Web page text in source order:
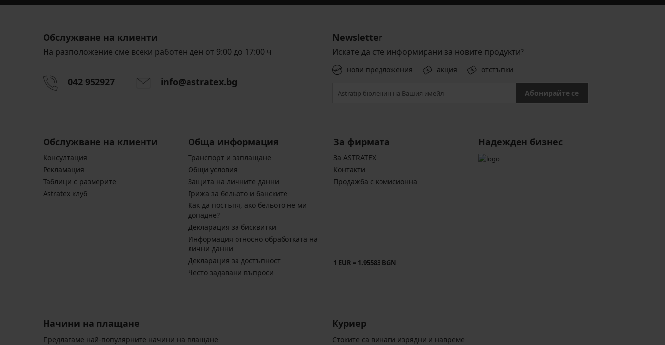
Обслужване на клиенти
На разположение сме всеки работен ден от 9:00 до 17:00 ч
042 952927 info@astratex.bg
Newsletter
Искате да сте информирани за новите продукти?
нови предложения акция отстъпки
Абонирайте се
Обслужване на клиенти
Консултация
Pекламация
Таблици с размерите
Astratex клуб
Обща информация
Транспорт и заплащане
Общи условия
Защита на личните данни
Грижа за бельото и банските
Kак да постъпя, ако бельото не ми
допадне?
Декларация за бисквитки
Информация относно обработката на
лични данни
Декларация за достъпност
Често задавани въпроси
За фирмата
За ASTRATEX
Контакти
Продажба с комисионна
1 EUR = 1.95583 BGN
Надежден бизнес
Начини на плащане
Предлагаме най-популярните начини на плащане
Куриер
Стоките са винаги изрядни и навреме